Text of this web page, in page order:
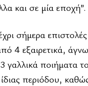
και σε μία εποχή”.
σήμερα
4 εξαιρετικά,
γαλλικά ποιήματα
περιόδου,